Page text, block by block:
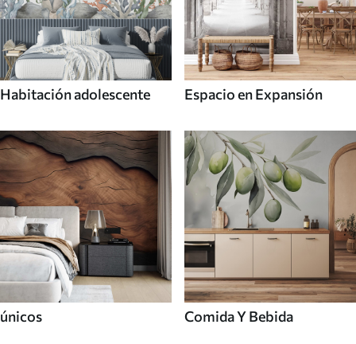
Habitación adolescente Espacio en Expansión
únicos Comida Y Bebida